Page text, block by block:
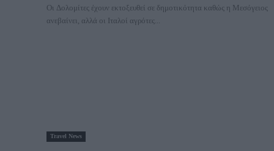
Οι Δολομίτες έχουν εκτοξευθεί σε δημοτικότητα καθώς η Μεσόγειος
ανεβαίνει, αλλά οι Ιταλοί αγρότες...
Travel News